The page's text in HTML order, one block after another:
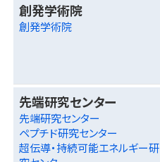
創発学術院
創発学術院
先端研究センター
先端研究センター
ペプチド研究センター
超伝導・持続可能エネルギー研